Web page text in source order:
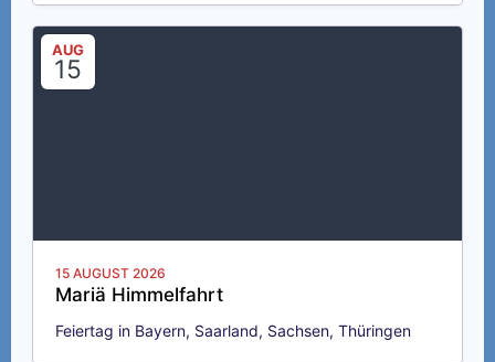
AUG
15
15 AUGUST 2026
Mariä Himmelfahrt
Feiertag in Bayern, Saarland, Sachsen, Thüringen